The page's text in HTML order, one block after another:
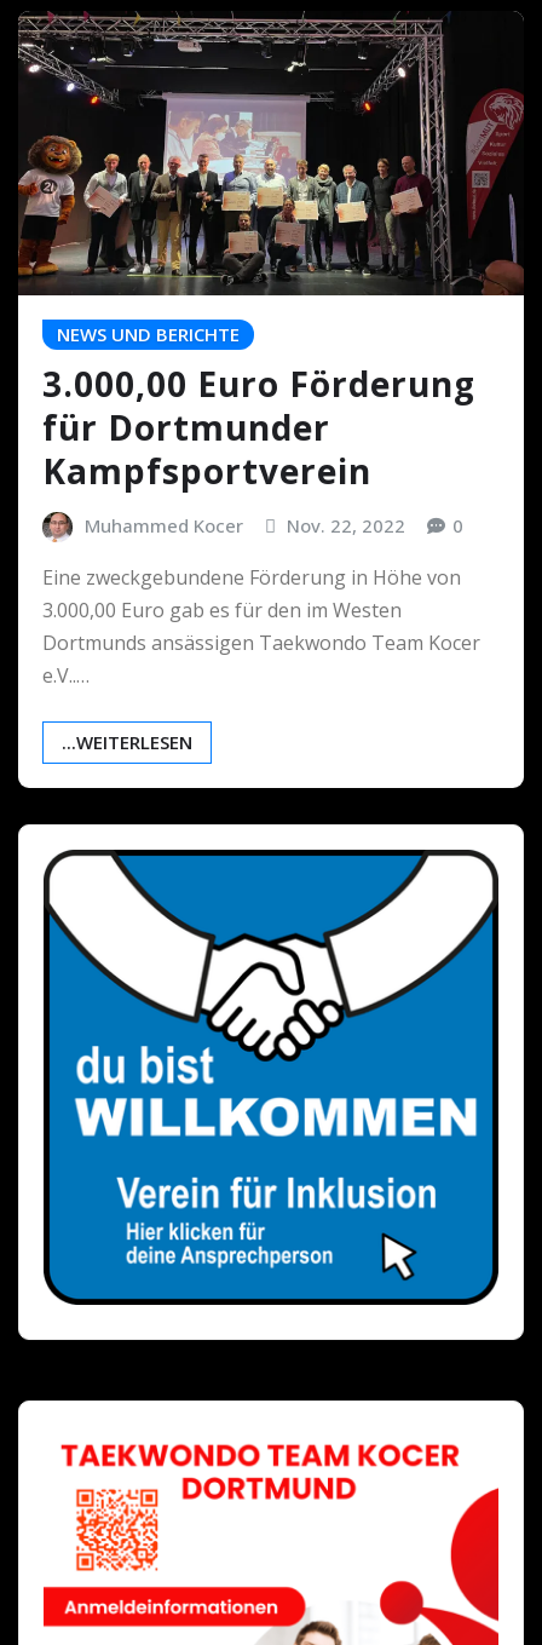
NEWS UND BERICHTE
3.000,00 Euro Förderung
für Dortmunder
Kampfsportverein
Muhammed Kocer Nov. 22, 2022 0
Eine zweckgebundene Förderung in Höhe von
3.000,00 Euro gab es für den im Westen
Dortmunds ansässigen Taekwondo Team Kocer
e.V..…
...WEITERLESEN